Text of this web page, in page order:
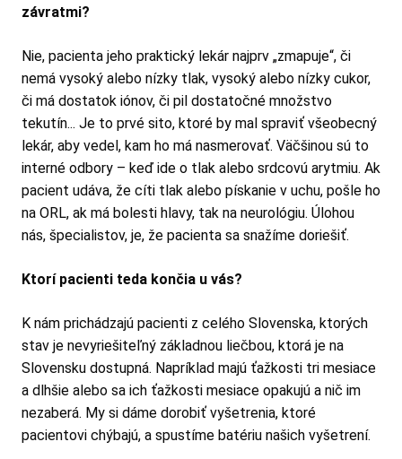
závratmi?
Nie, pacienta jeho praktický lekár najprv „zmapuje“, či
nemá vysoký alebo nízky tlak, vysoký alebo nízky cukor,
či má dostatok iónov, či pil dostatočné množstvo
tekutín... Je to prvé sito, ktoré by mal spraviť všeobecný
lekár, aby vedel, kam ho má nasmerovať. Väčšinou sú to
interné odbory – keď ide o tlak alebo srdcovú arytmiu. Ak
pacient udáva, že cíti tlak alebo pískanie v uchu, pošle ho
na ORL, ak má bolesti hlavy, tak na neurológiu. Úlohou
nás, špecialistov, je, že pacienta sa snažíme doriešiť.
Ktorí pacienti teda končia u vás?
K nám prichádzajú pacienti z celého Slovenska, ktorých
stav je nevyriešiteľný základnou liečbou, ktorá je na
Slovensku dostupná. Napríklad majú ťažkosti tri mesiace
a dlhšie alebo sa ich ťažkosti mesiace opakujú a nič im
nezaberá. My si dáme dorobiť vyšetrenia, ktoré
pacientovi chýbajú, a spustíme batériu našich vyšetrení.